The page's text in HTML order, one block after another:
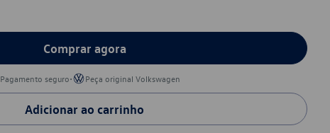
Comprar agora
Pagamento seguro• Peça original Volkswagen
Adicionar ao carrinho